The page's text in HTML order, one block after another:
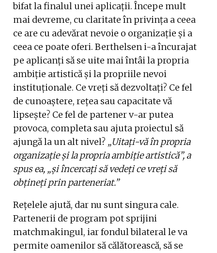
bifat la finalul unei aplicații. Începe mult
mai devreme, cu claritate în privința a ceea
ce are cu adevărat nevoie o organizație și a
ceea ce poate oferi. Berthelsen i-a încurajat
pe aplicanți să se uite mai întâi la propria
ambiție artistică și la propriile nevoi
instituționale. Ce vreți să dezvoltați? Ce fel
de cunoaștere, rețea sau capacitate vă
lipsește? Ce fel de partener v-ar putea
provoca, completa sau ajuta proiectul să
ajungă la un alt nivel? „Uitați-vă în propria
organizație și la propria ambiție artistică”, a
spus ea, „și încercați să vedeți ce vreți să
obțineți prin parteneriat.”
Rețelele ajută, dar nu sunt singura cale.
Partenerii de program pot sprijini
matchmakingul, iar fondul bilateral le va
permite oamenilor să călătorească, să se